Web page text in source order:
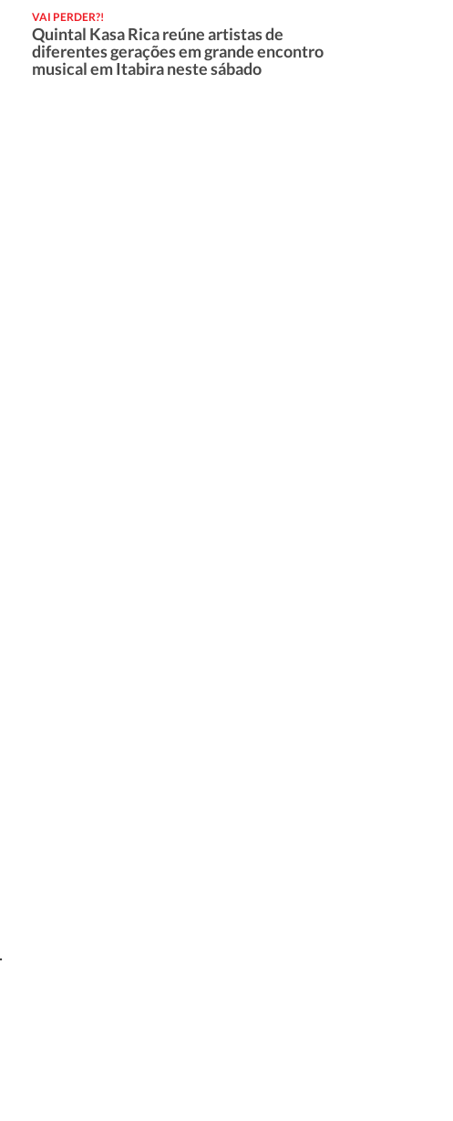
VAI PERDER?!
Quintal Kasa Rica reúne artistas de
diferentes gerações em grande encontro
musical em Itabira neste sábado